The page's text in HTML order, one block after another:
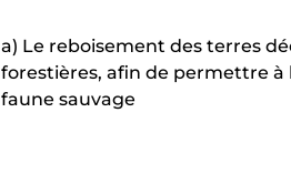
a) Le reboisement des terres
forestières, afin de permettre à
faune sauvage